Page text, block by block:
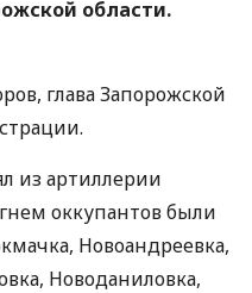
области.
глава Запорожской
из артиллерии
оккупантов были
Новоандреевка,
Новоданиловка,